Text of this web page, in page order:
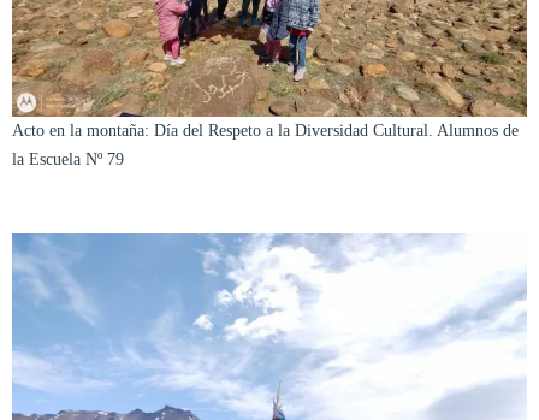
Acto en la montaña: Día del Respeto a la Diversidad Cultural. Alumnos de
la Escuela Nº 79